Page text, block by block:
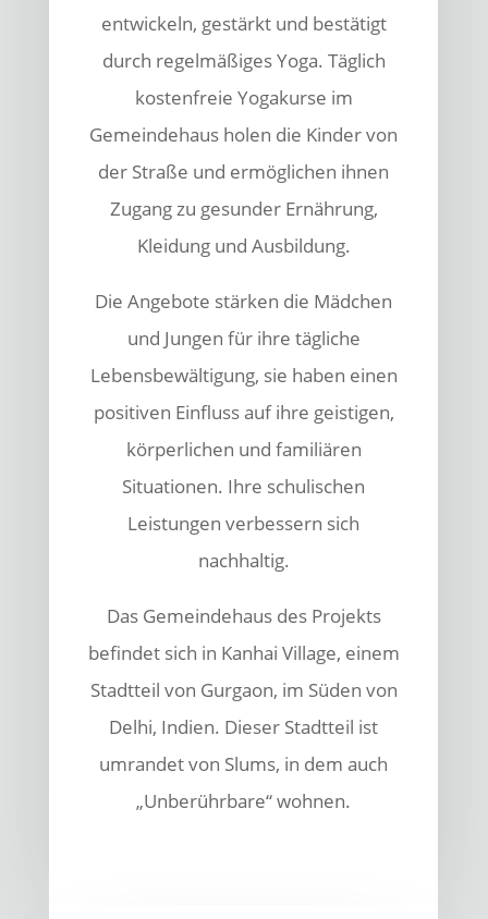
entwickeln, gestärkt und bestätigt
durch regelmäßiges Yoga. Täglich
kostenfreie Yogakurse im
Gemeindehaus holen die Kinder von
der Straße und ermöglichen ihnen
Zugang zu gesunder Ernährung,
Kleidung und Ausbildung.
Die Angebote stärken die Mädchen
und Jungen für ihre tägliche
Lebensbewältigung, sie haben einen
positiven Einfluss auf ihre geistigen,
körperlichen und familiären
Situationen. Ihre schulischen
Leistungen verbessern sich
nachhaltig.
Das Gemeindehaus des Projekts
befindet sich in Kanhai Village, einem
Stadtteil von Gurgaon, im Süden von
Delhi, Indien. Dieser Stadtteil ist
umrandet von Slums, in dem auch
„Unberührbare“ wohnen.